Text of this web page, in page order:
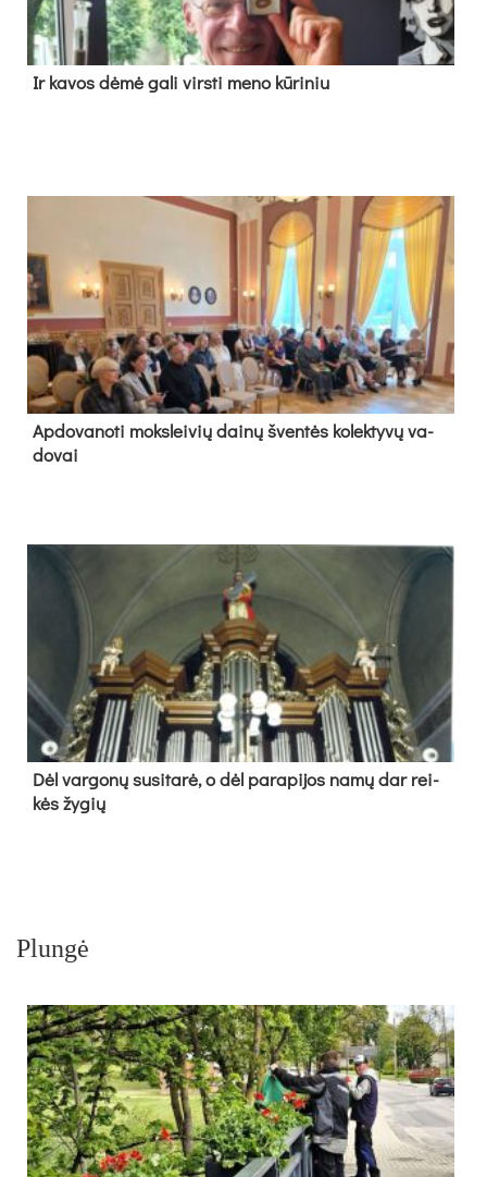
Ir ka­vos dė­mė ga­li virs­ti me­no kū­ri­niu
Ap­do­va­no­ti moks­lei­vių dai­nų šven­tės ko­lek­ty­vų va­
do­vai
Dėl var­go­nų su­si­ta­rė, o dėl pa­ra­pi­jos na­mų dar rei­
kės žy­gių
Plungė